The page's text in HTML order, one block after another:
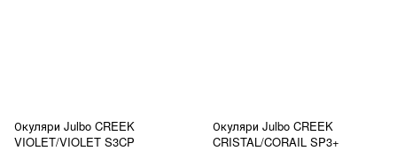
Окуляри Julbo CREEK
VIOLET/VIOLET S3CP
Окуляри Julbo CREEK
CRISTAL/CORAIL SP3+